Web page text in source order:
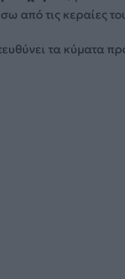
από τις κεραίες
τα κύματα